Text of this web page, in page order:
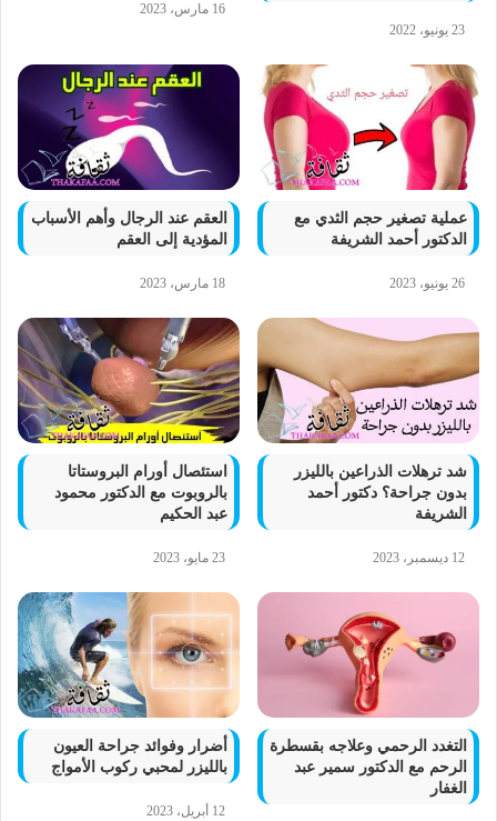
23 يونيو، 2022
16 مارس، 2023
عملية تصغير حجم الثدي مع
الدكتور أحمد الشريفة
26 يونيو، 2023
العقم عند الرجال وأهم الأسباب
المؤدية إلى العقم
18 مارس، 2023
شد ترهلات الذراعين بالليزر
بدون جراحة؟ دكتور أحمد
الشريفة
12 ديسمبر، 2023
استئصال أورام البروستاتا
بالروبوت مع الدكتور محمود
عبد الحكيم
23 مايو، 2023
التغدد الرحمي وعلاجه بقسطرة
الرحم مع الدكتور سمير عبد
الغفار
أضرار وفوائد جراحة العيون
بالليزر لمحبي ركوب الأمواج
12 أبريل، 2023